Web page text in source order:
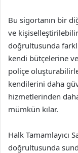
Bu sigortanın bir
ve
doğrultusunda
kendi bütçelerine
poliçe
kendilerini daha
hizmetlerinden
mümkün kılar.
Halk Tamamlayıcı
doğrultusunda